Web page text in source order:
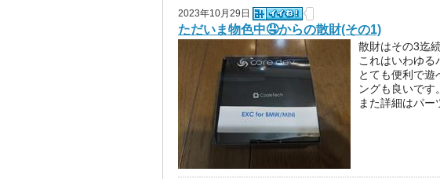
2023年10月29日
ただいま物色中🤤からの散財(その1)
散財はその3迄
これはいわゆる
とても便利で遊
ングも良いです。
また詳細はパー